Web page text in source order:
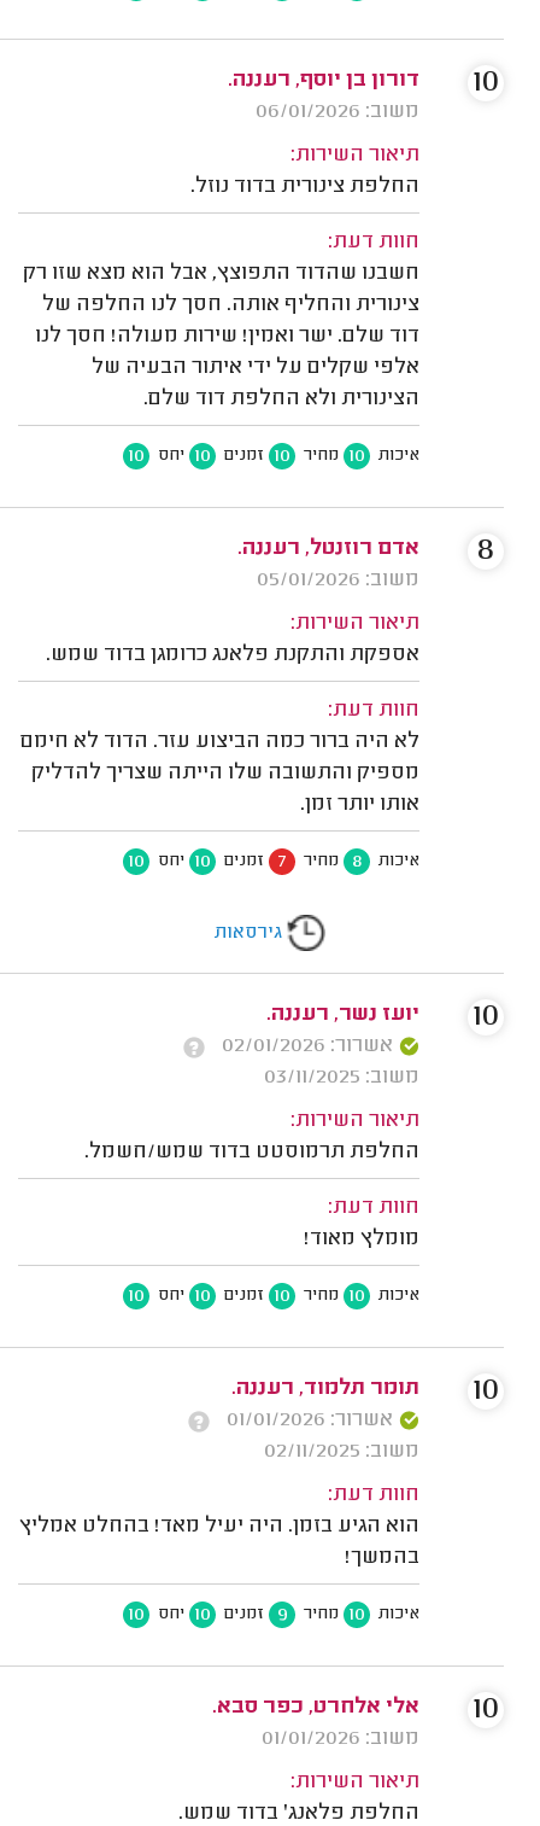
דורון בן יוסף, רעננה.
משוב: 06/01/2026
תיאור השירות:
החלפת צינורית בדוד נוזל.
חוות דעת:
חשבנו שהדוד התפוצץ, אבל הוא מצא שזו רק
צינורית והחליף אותה. חסך לנו החלפה של
דוד שלם. ישר ואמין! שירות מעולה! חסך לנו
אלפי שקלים על ידי איתור הבעיה של
הצינורית ולא החלפת דוד שלם.
איכות 10 מחיר 10 זמנים 10 יחס 10
10
אדם רוזנטל, רעננה.
משוב: 05/01/2026
תיאור השירות:
אספקת והתקנת פלאנג כרומגן בדוד שמש.
חוות דעת:
לא היה ברור כמה הביצוע עזר. הדוד לא חימם
מספיק והתשובה שלו הייתה שצריך להדליק
אותו יותר זמן.
איכות 8 מחיר 7 זמנים 10 יחס 10
8
גירסאות
יועז נשר, רעננה.
אשרור: 02/01/2026
משוב: 03/11/2025
תיאור השירות:
החלפת תרמוסטט בדוד שמש/חשמל.
חוות דעת:
מומלץ מאוד!
איכות 10 מחיר 10 זמנים 10 יחס 10
10
תומר תלמוד, רעננה.
אשרור: 01/01/2026
משוב: 02/11/2025
חוות דעת:
הוא הגיע בזמן. היה יעיל מאד! בהחלט אמליץ
בהמשך!
איכות 10 מחיר 9 זמנים 10 יחס 10
10
אלי אלחרט, כפר סבא.
משוב: 01/01/2026
תיאור השירות:
החלפת פלאנג' בדוד שמש.
10